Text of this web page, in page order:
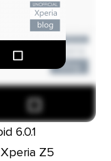
6.0.1
Z5